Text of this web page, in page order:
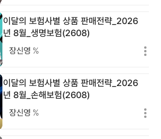
이달의 보험사별 상품 판매전략_2026
년 8월_생명보험(2608)
장신영 %
이달의 보험사별 상품 판매전략_2026
년 8월_손해보험(2608)
장신영 %